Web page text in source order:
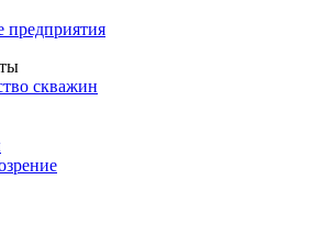
предприятия
скважин